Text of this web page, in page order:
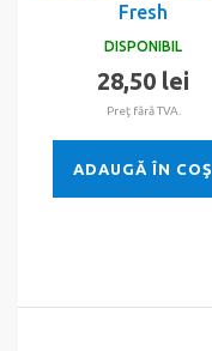
Fresh
DISPONIBIL
28,50 lei
Preţ fără TVA.
ADAUGĂ ÎN COŞ